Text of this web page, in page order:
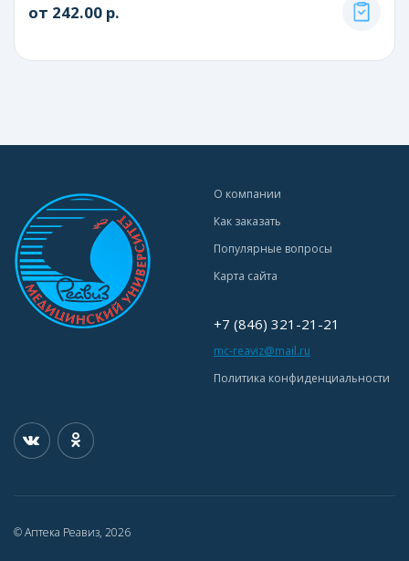
от 242.00 р.
О компании
Как заказать
Популярные вопросы
Карта сайта
+7 (846) 321-21-21
mc-reaviz@mail.ru
Политика конфиденциальности
© Аптека Реавиз, 2026